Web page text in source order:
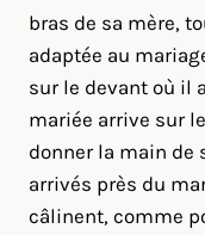
bras de sa mère,
adaptée au
sur le devant où il
mariée arrive sur
donner la main de
arrivés près du
câlinent, comme